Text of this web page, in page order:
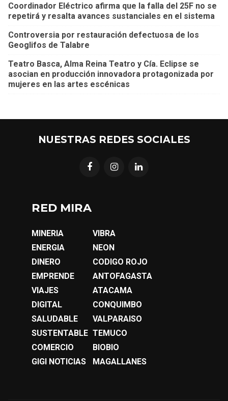
Coordinador Eléctrico afirma que la falla del 25F no se
repetirá y resalta avances sustanciales en el sistema
Controversia por restauración defectuosa de los
Geoglifos de Talabre
Teatro Basca, Alma Reina Teatro y Cía. Eclipse se
asocian en producción innovadora protagonizada por
mujeres en las artes escénicas
NUESTRAS REDES SOCIALES
RED MIRA
MINERIA
ENERGIA
DINERO
EMPRENDE
VIAJES
DIGITAL
SALUDABLE
SUSTENTABLE
COMERCIO
GIGI NOTICIAS
VIBRA
NEON
CODIGO ROJO
ANTOFAGASTA
ATACAMA
CONQUIMBO
VALPARAISO
TEMUCO
BIOBIO
MAGALLANES